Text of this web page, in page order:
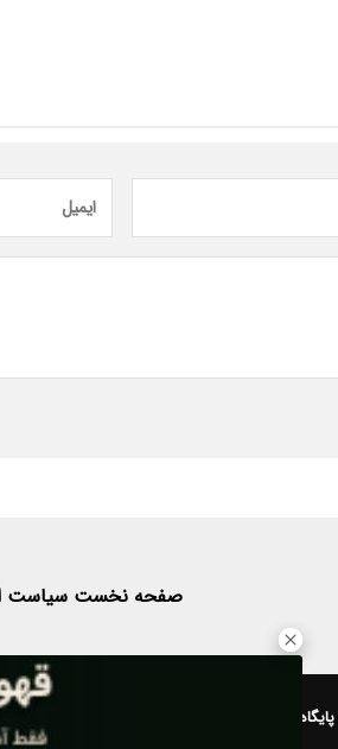
صفحه نخست سیاست
پایگاه خبری 24